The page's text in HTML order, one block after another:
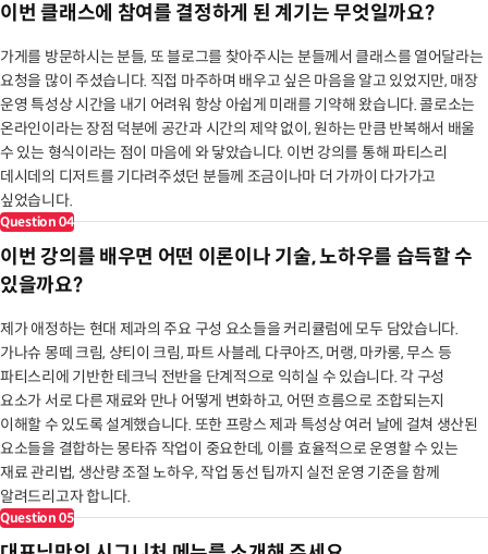
이번 클래스에 참여를 결정하게 된 계기는 무엇일까요?
가게를 방문하시는 분들, 또 블로그를 찾아주시는 분들께서 클래스를 열어달라는
요청을 많이 주셨습니다. 직접 마주하며 배우고 싶은 마음을 알고 있었지만, 매장
운영 특성상 시간을 내기 어려워 항상 아쉽게 미래를 기약해 왔습니다. 콜로소는
온라인이라는 장점 덕분에 공간과 시간의 제약 없이, 원하는 만큼 반복해서 배울
수 있는 형식이라는 점이 마음에 와 닿았습니다. 이번 강의를 통해 파티스리
데시데의 디저트를 기다려주셨던 분들께 조금이나마 더 가까이 다가가고
싶었습니다.
Question 04
이번 강의를 배우면 어떤 이론이나 기술, 노하우를 습득할 수
있을까요?
제가 애정하는 현대 제과의 주요 구성 요소들을 커리큘럼에 모두 담았습니다.
가나슈 몽떼 크림, 샹티이 크림, 파트 사블레, 다쿠아즈, 머랭, 마카롱, 무스 등
파티스리에 기반한 테크닉 전반을 단계적으로 익히실 수 있습니다. 각 구성
요소가 서로 다른 재료와 만나 어떻게 변화하고, 어떤 흐름으로 조합되는지
이해할 수 있도록 설계했습니다. 또한 프랑스 제과 특성상 여러 날에 걸쳐 생산된
요소들을 결합하는 몽타쥬 작업이 중요한데, 이를 효율적으로 운영할 수 있는
재료 관리법, 생산량 조절 노하우, 작업 동선 팁까지 실전 운영 기준을 함께
알려드리고자 합니다.
Question 05